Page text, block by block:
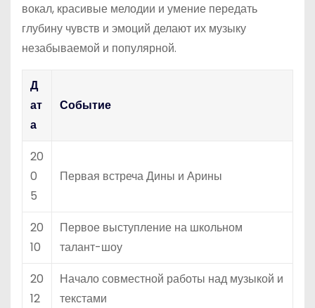
вокал, красивые мелодии и умение передать
глубину чувств и эмоций делают их музыку
незабываемой и популярной.
Д
ат
а
Событие
20
0
5
Первая встреча Дины и Арины
20
10
Первое выступление на школьном
талант-шоу
20
12
Начало совместной работы над музыкой и
текстами